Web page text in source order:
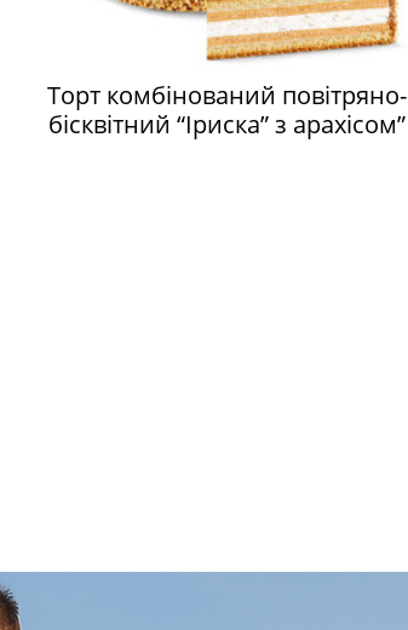
Торт комбінований повітряно-
бісквітний “Іриска” з арахісом”